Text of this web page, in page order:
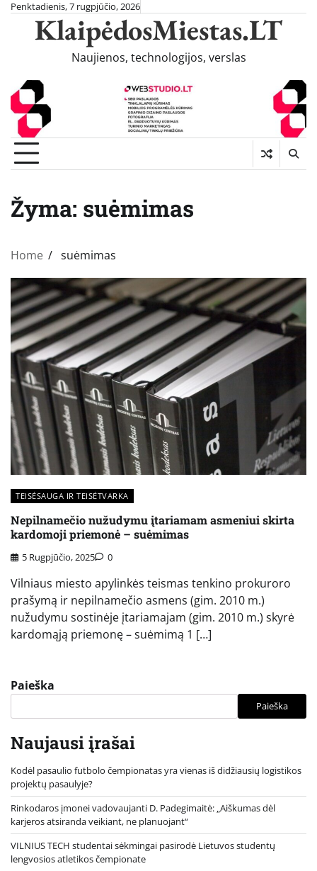
Skip
content
Penktadienis, 7 rugpjūčio, 2026
KlaipėdosMiestas.LT
Naujienos, technologijos, verslas
Žyma: suėmimas
Home suėmimas
TEISĖSAUGA IR TEISĖTVARKA
Nepilnamečio nužudymu įtariamam asmeniui skirta
kardomoji priemonė – suėmimas
5 Rugpjūčio, 2025 0
Vilniaus miesto apylinkės teismas tenkino prokuroro
prašymą ir nepilnamečio asmens (gim. 2010 m.)
nužudymu sostinėje įtariamajam (gim. 2010 m.) skyrė
kardomąją priemonę – suėmimą 1 […]
Paieška
Paieška
Naujausi įrašai
Kodėl pasaulio futbolo čempionatas yra vienas iš didžiausių logistikos
projektų pasaulyje?
Rinkodaros įmonei vadovaujanti D. Padegimaitė: „Aiškumas dėl
karjeros atsiranda veikiant, ne planuojant“
VILNIUS TECH studentai sėkmingai pasirodė Lietuvos studentų
lengvosios atletikos čempionate